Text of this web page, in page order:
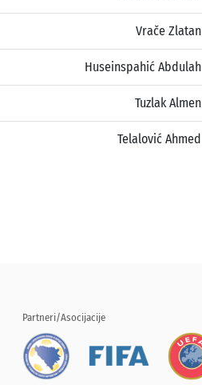
Vrače Zlatan
Huseinspahić Abdulah
Tuzlak Almen
Telalović Ahmed
Partneri/Asocijacije